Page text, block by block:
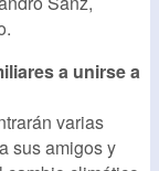
a unirse a
varias
sus amigos y